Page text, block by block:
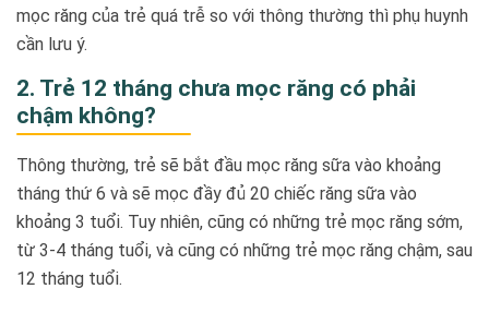
mọc răng của trẻ quá trễ so với thông thường thì phụ huynh
cần lưu ý.
2. Trẻ 12 tháng chưa mọc răng có phải
chậm không?
Thông thường, trẻ sẽ bắt đầu mọc răng sữa vào khoảng
tháng thứ 6 và sẽ mọc đầy đủ 20 chiếc răng sữa vào
khoảng 3 tuổi. Tuy nhiên, cũng có những trẻ mọc răng sớm,
từ 3-4 tháng tuổi, và cũng có những trẻ mọc răng chậm, sau
12 tháng tuổi.